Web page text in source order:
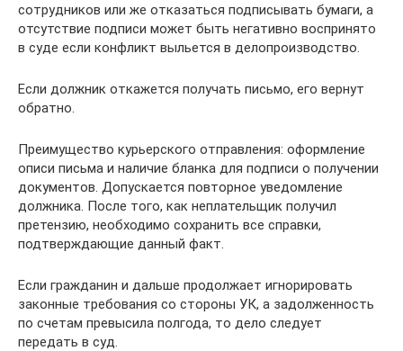
сотрудников или же отказаться подписывать бумаги, а
отсутствие подписи может быть негативно воспринято
в суде если конфликт выльется в делопроизводство.
Если должник откажется получать письмо, его вернут
обратно.
Преимущество курьерского отправления: оформление
описи письма и наличие бланка для подписи о получении
документов. Допускается повторное уведомление
должника. После того, как неплательщик получил
претензию, необходимо сохранить все справки,
подтверждающие данный факт.
Если гражданин и дальше продолжает игнорировать
законные требования со стороны УК, а задолженность
по счетам превысила полгода, то дело следует
передать в суд.